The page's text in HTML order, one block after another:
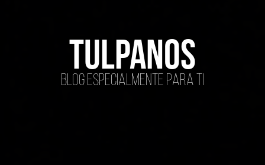
tulpanos
Blog especialmente para ti